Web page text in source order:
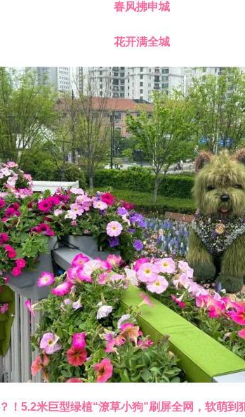
春风拂申城
花开满全城
！5.2米巨型绿植“潦草小狗”刷屏全网，软萌